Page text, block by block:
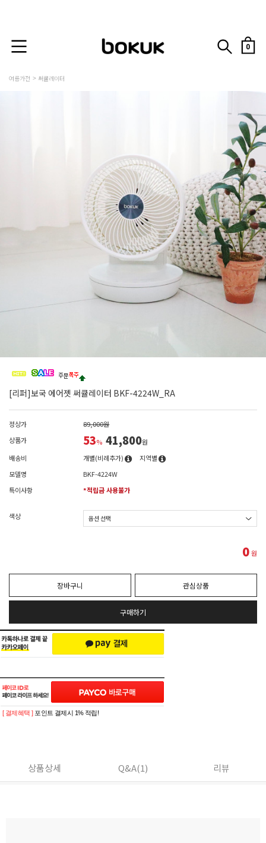
0
여름가전 써큘레이터
[리퍼]보국 에어젯 써큘레이터 BKF-4224W_RA
정상가
89,000원
상품가
53% 41,800원
배송비
개별(비례추가)
지역별
모델명
BKF-4224W
특이사항
*적립금 사용불가
색상
0원
장바구니 관심상품
구매하기
[ 결제혜택 ] 포인트 결제시 1% 적립!
상품상세 Q&A(1) 리뷰